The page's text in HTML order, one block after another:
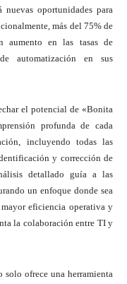
nuevas oportunidades para
más del 75% de
aumento en las tasas de
automatización en sus
el potencial de «Bonita
profunda de cada
incluyendo todas las
y corrección de
detallado guía a las
un enfoque donde sea
eficiencia operativa y
la colaboración entre TI y
ofrece una herramienta